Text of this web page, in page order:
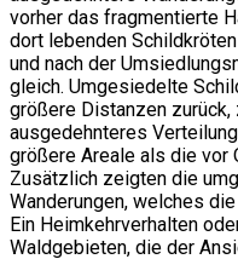
vorher das fragmentierte
dort lebenden
und nach der
gleich. Umgesiedelte
größere Distanzen
ausgedehnteres
größere Areale als die vor
Zusätzlich zeigten die
Wanderungen, welches
Ein Heimkehrverhalten
Waldgebieten, die der